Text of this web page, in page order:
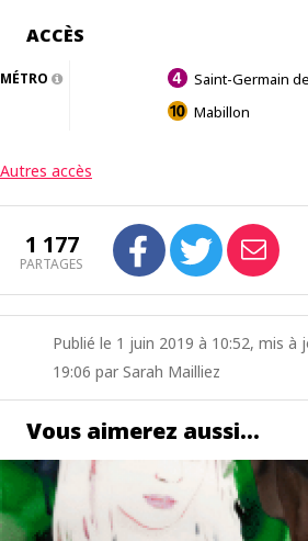
ACCÈS
MÉTRO
Saint-Germain
Mabillon
Autres accès
1 177
PARTAGES
Publié le 1 juin 2019 à 10:52, mis à
19:06 par Sarah Mailliez
Vous aimerez aussi…